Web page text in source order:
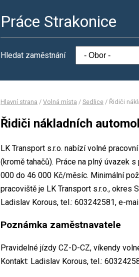
Práce Strakonice
Hledat zaměstnání
Hlavní strana / Volná místa / Sedlice / Řidiči
Řidiči nákladních
LK Transport s.r.o. nabízí volné
(kromě tahačů). Práce na plný úvazek
000 do 46 000 Kč/měsíc. Minimální
pracoviště je LK Transport s.r.o., okres
Ladislav Korous, tel.: 603242581, e-
Poznámka zaměstnavatele
Pravidelné jízdy CZ-D-CZ, víkendy
Kontakt: Ladislav Korous, tel.: